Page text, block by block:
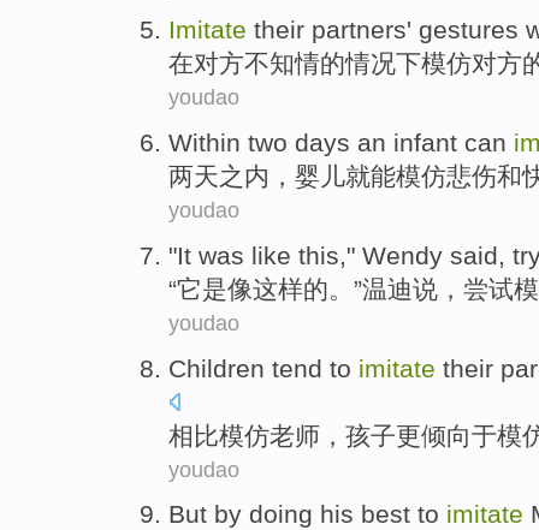
Imitate their partners' gestures
在对方不知情的情况下模仿对方
youdao
Within two days an infant can
两天之内 ， 婴儿就能模仿悲伤和
youdao
"It was like this," Wendy said,
“它是像这样的。”温迪说 ， 尝试
youdao
Children tend to imitate their
相比模仿老师， 孩子更倾向于模
youdao
But by doing his best to imitate